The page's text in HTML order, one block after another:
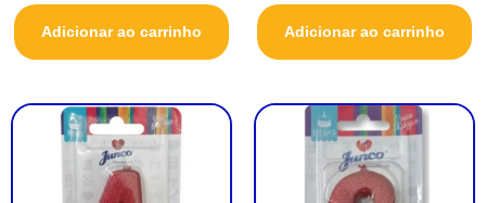
Adicionar ao carrinho Adicionar ao carrinho